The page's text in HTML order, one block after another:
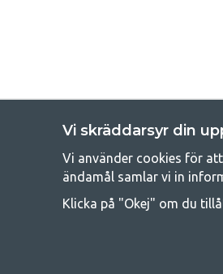
råd med att campa så
Vi skräddarsyr din
Vi använder cookies för
ändamål samlar vi in
Klicka på "Okej" om du